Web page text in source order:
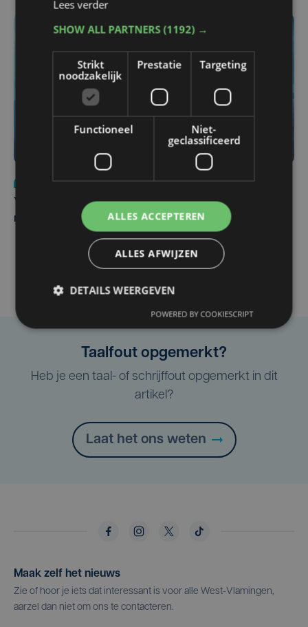
Nieuws
do 6 augustus | 21:30
Yaro (19), slachtoffer van vechtpartij, is na
maandenlange coma overleden
Taalfout opgemerkt?
Heb je een taal- of schrijffout opgemerkt in dit
artikel?
Laat het ons weten
Maak zelf het nieuws
Zie of hoor je iets dat interessant is voor alle West-Vlamingen,
aarzel dan niet om ons te contacteren.
Lees verder
SHOW ALL PARTNERS(1192) →
Strikt
noodzakelijk
Prestatie Targeting
Functioneel
Niet-
geclassificeerd
ALLES ACCEPTEREN
ALLES AFWIJZEN
DETAILS WEERGEVEN
POWERED BY COOKIESCRIPT